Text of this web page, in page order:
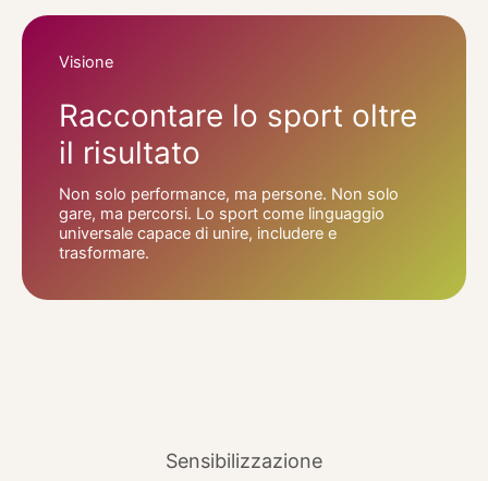
Visione
Raccontare lo sport oltre
il risultato
Non solo performance, ma persone. Non solo
gare, ma percorsi. Lo sport come linguaggio
universale capace di unire, includere e
trasformare.
Sensibilizzazione